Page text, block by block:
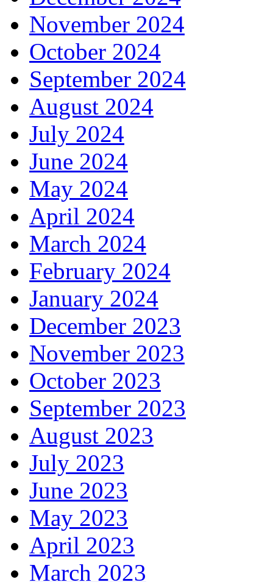
November 2024
October 2024
September 2024
August 2024
July 2024
June 2024
May 2024
April 2024
March 2024
February 2024
January 2024
December 2023
November 2023
October 2023
September 2023
August 2023
July 2023
June 2023
May 2023
April 2023
March 2023